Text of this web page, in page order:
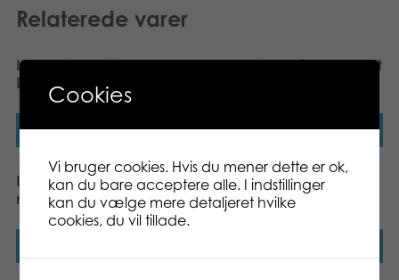
Relaterede varer
Lumo Stars Unicorn
Dream mini plush
Læs mere
Lumo Stars Unicorn Velvet
Læs mere
Lumo Stars Penguin Ping
mini plush
Lumo Stars Bunny Pupu
mini plush
Cookies
Vi bruger cookies. Hvis du mener dette er ok,
kan du bare acceptere alle. I indstillinger
kan du vælge mere detaljeret hvilke
cookies, du vil tillade.